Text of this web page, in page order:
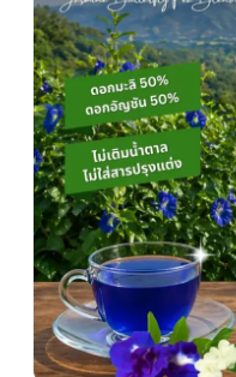
ต้นพันธุ์สมุนไพร
ต้นพันธุ์ไม้ป่า
ไม้ดอกไม้ประดับ